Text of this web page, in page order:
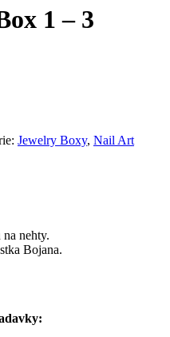
1 – 3
Jewelry Boxy, Nail Art
nehty.
Bojana.